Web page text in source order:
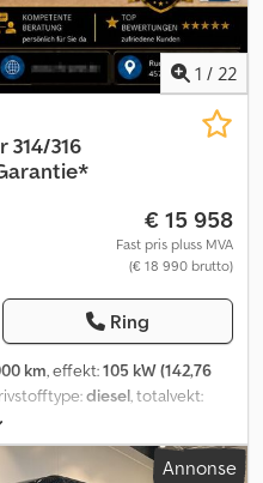
1 / 22
314/316
€ 15 958
Fast pris pluss MVA
(€ 18 990 brutto)
Ring
km, effekt:105 kW (142,76
diesel, totalvekt:
, lasteromslengde:4 300
, lasteromshøyde: 1 920 mm,
Annonse